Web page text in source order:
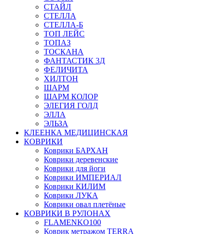
СТАЙЛ
СТЕЛЛА
СТЕЛЛА-Б
ТОП ЛЕЙС
ТОПАЗ
ТОСКАНА
ФАНТАСТИК 3Д
ФЕЛИЧИТА
ХИЛТОН
ШАРМ
ШАРМ КОЛОР
ЭЛЕГИЯ ГОЛД
ЭЛЛА
ЭЛЬЗА
КЛЕЕНКА МЕДИЦИНСКАЯ
КОВРИКИ
Коврики БАРХАН
Коврики деревенские
Коврики для йоги
Коврики ИМПЕРИАЛ
Коврики КИЛИМ
Коврики ЛУКА
Коврики овал плетёные
КОВРИКИ В РУЛОНАХ
FLAMENKO100
Коврик метражом TERRA